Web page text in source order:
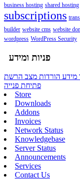
business hosting shared hosting
subscriptions
builder website cms website
wordpress WordPress Security
פניות ומידע
מידע הורדות מצב הרשת
פתיחת פנייה
Store
Downloads
Addons
Invoices
Network Status
Knowledgebase
Server Status
Announcements
Services
Contact Us